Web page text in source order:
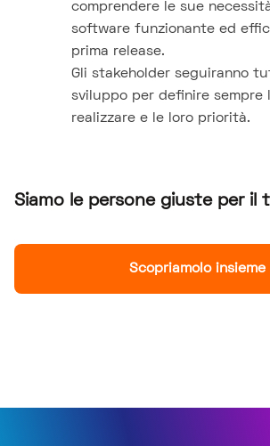
comprendere le sue
software funzionante ed
prima release.
Gli stakeholder seguiranno
sviluppo per definire sempre
realizzare e le loro priorità.
Siamo le persone giuste per il
Scopriamolo insieme